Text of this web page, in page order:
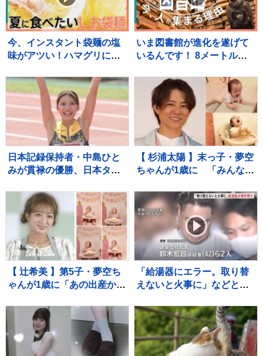
今、インスタント袋麺の塩
味がアツい！ハマグリに毛
麺も！専門家ゲキ推しの7品
を大家族が1週間ガチ比較！
【それスタ】
いま図書館が進化を遂げて
いるんです！ 8メートルの
ー、音楽スタジオまで！ 図
書館の専門家が厳選した進
化系図書館ベスト7をご紹
介！
日本記録保持者・中島ひと
みが貫禄の優勝、日本タイ
を制す 予選で12秒62の日
本新をマーク【陸上・富士
北麓ワールドトライアル】
【 杉浦太陽 】末っ子・夢空
ちゃんが1歳に 「みんなに
て」家族総出でお祝い
【 辻希美 】第5子・夢空ち
ゃんが1歳に「あの出産から
す」 手や口元がクリーム
だらけでケーキ頬張る姿も
「給湯器にエラー。取り替
えないと火事に」などとウ
すまし工事代金だまし取ろ
うとしたか 建築会社社長の
男ら2人逮捕 東京・足立区